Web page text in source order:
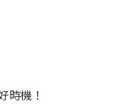
時機！